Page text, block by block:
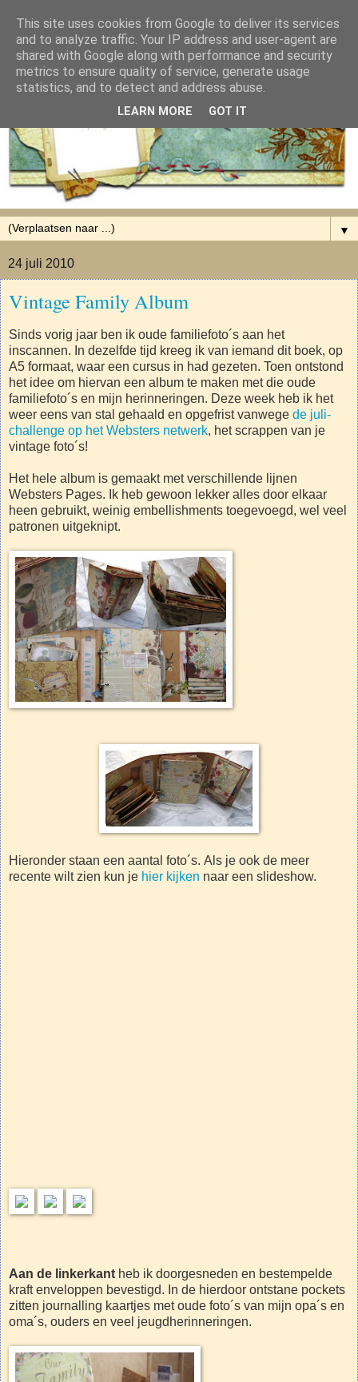
▼
24 juli 2010
Vintage Family Album
Sinds vorig jaar ben ik oude familiefoto´s aan het
inscannen. In dezelfde tijd kreeg ik van iemand dit boek, op
A5 formaat, waar een cursus in had gezeten. Toen ontstond
het idee om hiervan een album te maken met die oude
familiefoto´s en mijn herinneringen. Deze week heb ik het
weer eens van stal gehaald en opgefrist vanwege de juli-
challenge op het Websters netwerk, het scrappen van je
vintage foto´s!
Het hele album is gemaakt met verschillende lijnen
Websters Pages. Ik heb gewoon lekker alles door elkaar
heen gebruikt, weinig embellishments toegevoegd, wel veel
patronen uitgeknipt.
Hieronder staan een aantal foto´s. Als je ook de meer
recente wilt zien kun je hier kijken naar een slideshow.
Aan de linkerkant heb ik doorgesneden en bestempelde
kraft enveloppen bevestigd. In de hierdoor ontstane pockets
zitten journalling kaartjes met oude foto´s van mijn opa´s en
oma´s, ouders en veel jeugdherinneringen.
This site uses cookies from Google to deliver its services
and to analyze traffic. Your IP address and user-agent are
shared with Google along with performance and security
metrics to ensure quality of service, generate usage
statistics, and to detect and address abuse.
LEARN MORE GOT IT